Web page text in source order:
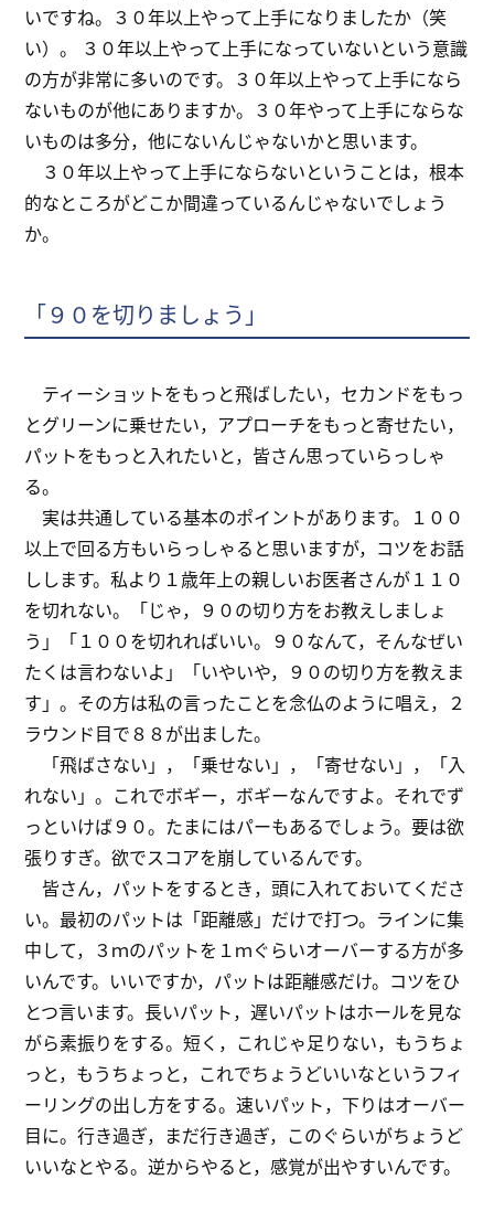
いですね。３０年以上やって上手になりましたか（笑
い）。 ３０年以上やって上手になっていないという意識
の方が非常に多いのです。３０年以上やって上手になら
ないものが他にありますか。３０年やって上手にならな
いものは多分，他にないんじゃないかと思います。
３０年以上やって上手にならないということは，根本
的なところがどこか間違っているんじゃないでしょう
か。
「９０を切りましょう」
ティーショットをもっと飛ばしたい，セカンドをもっ
とグリーンに乗せたい，アプローチをもっと寄せたい，
パットをもっと入れたいと，皆さん思っていらっしゃ
る。
実は共通している基本のポイントがあります。１００
以上で回る方もいらっしゃると思いますが，コツをお話
しします。私より１歳年上の親しいお医者さんが１１０
を切れない。「じゃ，９０の切り方をお教えしましょ
う」「１００を切れればいい。９０なんて，そんなぜい
たくは言わないよ」「いやいや，９０の切り方を教えま
す」。その方は私の言ったことを念仏のように唱え，２
ラウンド目で８８が出ました。
「飛ばさない」，「乗せない」，「寄せない」，「入
れない」。これでボギー，ボギーなんですよ。それでず
っといけば９０。たまにはパーもあるでしょう。要は欲
張りすぎ。欲でスコアを崩しているんです。
皆さん，パットをするとき，頭に入れておいてくださ
い。最初のパットは「距離感」だけで打つ。ラインに集
中して，３ｍのパットを１ｍぐらいオーバーする方が多
いんです。いいですか，パットは距離感だけ。コツをひ
とつ言います。長いパット，遅いパットはホールを見な
がら素振りをする。短く，これじゃ足りない，もうちょ
っと，もうちょっと，これでちょうどいいなというフィ
ーリングの出し方をする。速いパット，下りはオーバー
目に。行き過ぎ，まだ行き過ぎ，このぐらいがちょうど
いいなとやる。逆からやると，感覚が出やすいんです。